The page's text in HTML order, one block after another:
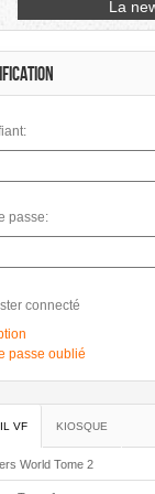
Petit à Petit
passe:
connecté
passe oublié
VF KIOSQUE
World Tome 2